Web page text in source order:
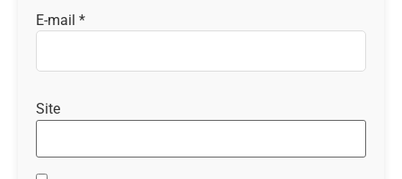
E-mail *
Site